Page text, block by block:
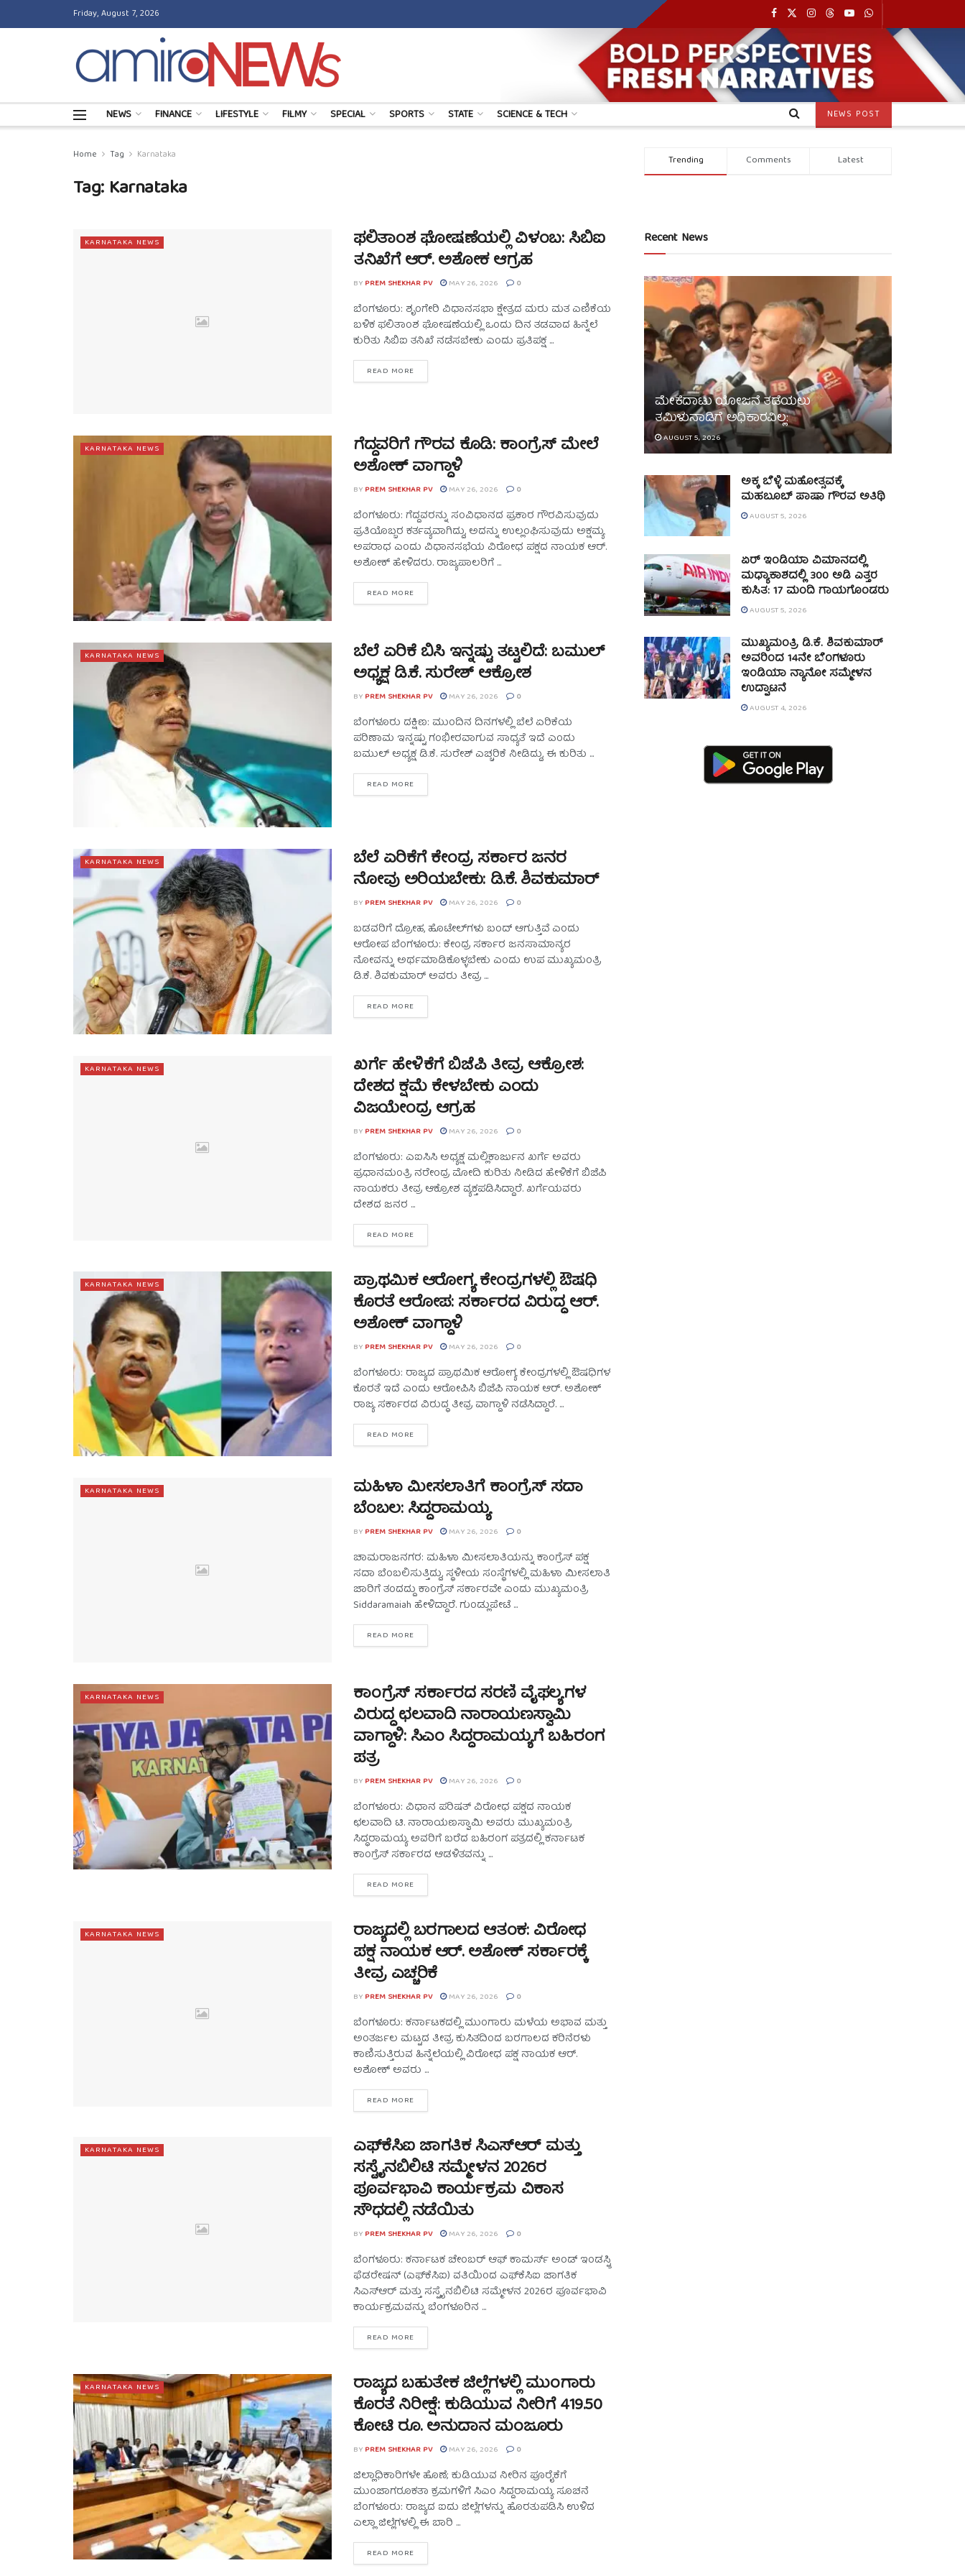
Friday, August 7, 2026
NEWS FINANCE LIFESTYLE FILMY SPECIAL SPORTS STATE SCIENCE & TECH NEWS POST
Home Tag Karnataka
Tag: Karnataka
KARNATAKA NEWS ಫಲಿತಾಂಶ ಘೋಷಣೆಯಲ್ಲಿ ವಿಳಂಬ: ಸಿಬಿಐ
ತನಿಖೆಗೆ ಆರ್. ಅಶೋಕ ಆಗ್ರಹ
BY PREM SHEKHAR PV MAY 26, 2026 0
ಬೆಂಗಳೂರು: ಶೃಂಗೇರಿ ವಿಧಾನಸಭಾ ಕ್ಷೇತ್ರದ ಮರು ಮತ ಎಣಿಕೆಯ
ಬಳಿಕ ಫಲಿತಾಂಶ ಘೋಷಣೆಯಲ್ಲಿ ಒಂದು ದಿನ ತಡವಾದ ಹಿನ್ನೆಲೆ
ಕುರಿತು ಸಿಬಿಐ ತನಿಖೆ ನಡೆಸಬೇಕು ಎಂದು ಪ್ರತಿಪಕ್ಷ ...
READ MORE
KARNATAKA NEWS ಗೆದ್ದವರಿಗೆ ಗೌರವ ಕೊಡಿ: ಕಾಂಗ್ರೆಸ್ ಮೇಲೆ
ಅಶೋಕ್ ವಾಗ್ದಾಳಿ
BY PREM SHEKHAR PV MAY 26, 2026 0
ಬೆಂಗಳೂರು: ಗೆದ್ದವರನ್ನು ಸಂವಿಧಾನದ ಪ್ರಕಾರ ಗೌರವಿಸುವುದು
ಪ್ರತಿಯೊಬ್ಬರ ಕರ್ತವ್ಯವಾಗಿದ್ದು, ಅದನ್ನು ಉಲ್ಲಂಘಿಸುವುದು ಅಕ್ಷಮ್ಯ
ಅಪರಾಧ ಎಂದು ವಿಧಾನಸಭೆಯ ವಿರೋಧ ಪಕ್ಷದ ನಾಯಕ ಆರ್.
ಅಶೋಕ್ ಹೇಳಿದರು. ರಾಜ್ಯಪಾಲರಿಗೆ ...
READ MORE
KARNATAKA NEWS ಬೆಲೆ ಏರಿಕೆ ಬಿಸಿ ಇನ್ನಷ್ಟು ತಟ್ಟಲಿದೆ: ಬಮುಲ್
ಅಧ್ಯಕ್ಷ ಡಿ.ಕೆ. ಸುರೇಶ್ ಆಕ್ರೋಶ
BY PREM SHEKHAR PV MAY 26, 2026 0
ಬೆಂಗಳೂರು ದಕ್ಷಿಣ: ಮುಂದಿನ ದಿನಗಳಲ್ಲಿ ಬೆಲೆ ಏರಿಕೆಯ
ಪರಿಣಾಮ ಇನ್ನಷ್ಟು ಗಂಭೀರವಾಗುವ ಸಾಧ್ಯತೆ ಇದೆ ಎಂದು
ಬಮುಲ್ ಅಧ್ಯಕ್ಷ ಡಿ.ಕೆ. ಸುರೇಶ್ ಎಚ್ಚರಿಕೆ ನೀಡಿದ್ದು, ಈ ಕುರಿತು ...
READ MORE
KARNATAKA NEWS ಬೆಲೆ ಏರಿಕೆಗೆ ಕೇಂದ್ರ ಸರ್ಕಾರ ಜನರ
ನೋವು ಅರಿಯಬೇಕು: ಡಿ.ಕೆ. ಶಿವಕುಮಾರ್
BY PREM SHEKHAR PV MAY 26, 2026 0
ಬಡವರಿಗೆ ದ್ರೋಹ, ಹೊಟೇಲ್‌ಗಳು ಬಂದ್ ಆಗುತ್ತಿವೆ ಎಂದು
ಆರೋಪ ಬೆಂಗಳೂರು: ಕೇಂದ್ರ ಸರ್ಕಾರ ಜನಸಾಮಾನ್ಯರ
ನೋವನ್ನು ಅರ್ಥಮಾಡಿಕೊಳ್ಳಬೇಕು ಎಂದು ಉಪ ಮುಖ್ಯಮಂತ್ರಿ
ಡಿ.ಕೆ. ಶಿವಕುಮಾರ್ ಅವರು ತೀವ್ರ ...
READ MORE
KARNATAKA NEWS ಖರ್ಗೆ ಹೇಳಿಕೆಗೆ ಬಿಜೆಪಿ ತೀವ್ರ ಆಕ್ರೋಶ:
ದೇಶದ ಕ್ಷಮೆ ಕೇಳಬೇಕು ಎಂದು
ವಿಜಯೇಂದ್ರ ಆಗ್ರಹ
BY PREM SHEKHAR PV MAY 26, 2026 0
ಬೆಂಗಳೂರು: ಎಐಸಿಸಿ ಅಧ್ಯಕ್ಷ ಮಲ್ಲಿಕಾರ್ಜುನ ಖರ್ಗೆ ಅವರು
ಪ್ರಧಾನಮಂತ್ರಿ ನರೇಂದ್ರ ಮೋದಿ ಕುರಿತು ನೀಡಿದ ಹೇಳಿಕೆಗೆ ಬಿಜೆಪಿ
ನಾಯಕರು ತೀವ್ರ ಆಕ್ರೋಶ ವ್ಯಕ್ತಪಡಿಸಿದ್ದಾರೆ. ಖರ್ಗೆಯವರು
ದೇಶದ ಜನರ ...
READ MORE
KARNATAKA NEWS ಪ್ರಾಥಮಿಕ ಆರೋಗ್ಯ ಕೇಂದ್ರಗಳಲ್ಲಿ ಔಷಧಿ
ಕೊರತೆ ಆರೋಪ: ಸರ್ಕಾರದ ವಿರುದ್ಧ ಆರ್.
ಅಶೋಕ್ ವಾಗ್ದಾಳಿ
BY PREM SHEKHAR PV MAY 26, 2026 0
ಬೆಂಗಳೂರು: ರಾಜ್ಯದ ಪ್ರಾಥಮಿಕ ಆರೋಗ್ಯ ಕೇಂದ್ರಗಳಲ್ಲಿ ಔಷಧಿಗಳ
ಕೊರತೆ ಇದೆ ಎಂದು ಆರೋಪಿಸಿ ಬಿಜೆಪಿ ನಾಯಕ ಆರ್. ಅಶೋಕ್
ರಾಜ್ಯ ಸರ್ಕಾರದ ವಿರುದ್ಧ ತೀವ್ರ ವಾಗ್ದಾಳಿ ನಡೆಸಿದ್ದಾರೆ. ...
READ MORE
KARNATAKA NEWS ಮಹಿಳಾ ಮೀಸಲಾತಿಗೆ ಕಾಂಗ್ರೆಸ್ ಸದಾ
ಬೆಂಬಲ: ಸಿದ್ದರಾಮಯ್ಯ
BY PREM SHEKHAR PV MAY 26, 2026 0
ಚಾಮರಾಜನಗರ: ಮಹಿಳಾ ಮೀಸಲಾತಿಯನ್ನು ಕಾಂಗ್ರೆಸ್ ಪಕ್ಷ
ಸದಾ ಬೆಂಬಲಿಸುತ್ತಿದ್ದು, ಸ್ಥಳೀಯ ಸಂಸ್ಥೆಗಳಲ್ಲಿ ಮಹಿಳಾ ಮೀಸಲಾತಿ
ಜಾರಿಗೆ ತಂದದ್ದು ಕಾಂಗ್ರೆಸ್ ಸರ್ಕಾರವೇ ಎಂದು ಮುಖ್ಯಮಂತ್ರಿ
Siddaramaiah ಹೇಳಿದ್ದಾರೆ. ಗುಂಡ್ಲುಪೇಟೆ ...
READ MORE
KARNATAKA NEWS ಕಾಂಗ್ರೆಸ್ ಸರ್ಕಾರದ ಸರಣಿ ವೈಫಲ್ಯಗಳ
ವಿರುದ್ಧ ಛಲವಾದಿ ನಾರಾಯಣಸ್ವಾಮಿ
ವಾಗ್ದಾಳಿ: ಸಿಎಂ ಸಿದ್ಧರಾಮಯ್ಯಗೆ ಬಹಿರಂಗ
ಪತ್ರ
BY PREM SHEKHAR PV MAY 26, 2026 0
ಬೆಂಗಳೂರು: ವಿಧಾನ ಪರಿಷತ್ ವಿರೋಧ ಪಕ್ಷದ ನಾಯಕ
ಛಲವಾದಿ ಟಿ. ನಾರಾಯಣಸ್ವಾಮಿ ಅವರು ಮುಖ್ಯಮಂತ್ರಿ
ಸಿದ್ಧರಾಮಯ್ಯ ಅವರಿಗೆ ಬರೆದ ಬಹಿರಂಗ ಪತ್ರದಲ್ಲಿ ಕರ್ನಾಟಕ
ಕಾಂಗ್ರೆಸ್ ಸರ್ಕಾರದ ಆಡಳಿತವನ್ನು ...
READ MORE
KARNATAKA NEWS ರಾಜ್ಯದಲ್ಲಿ ಬರಗಾಲದ ಆತಂಕ: ವಿರೋಧ
ಪಕ್ಷ ನಾಯಕ ಆರ್. ಅಶೋಕ್ ಸರ್ಕಾರಕ್ಕೆ
ತೀವ್ರ ಎಚ್ಚರಿಕೆ
BY PREM SHEKHAR PV MAY 26, 2026 0
ಬೆಂಗಳೂರು: ಕರ್ನಾಟಕದಲ್ಲಿ ಮುಂಗಾರು ಮಳೆಯ ಅಭಾವ ಮತ್ತು
ಅಂತರ್ಜಲ ಮಟ್ಟದ ತೀವ್ರ ಕುಸಿತದಿಂದ ಬರಗಾಲದ ಕರಿನೆರಳು
ಕಾಣಿಸುತ್ತಿರುವ ಹಿನ್ನೆಲೆಯಲ್ಲಿ ವಿರೋಧ ಪಕ್ಷ ನಾಯಕ ಆರ್.
ಅಶೋಕ್ ಅವರು ...
READ MORE
KARNATAKA NEWS ಎಫ್‌ಕೆಸಿಐ ಜಾಗತಿಕ ಸಿಎಸ್‌ಆರ್ ಮತ್ತು
ಸಸ್ಟೈನಬಿಲಿಟಿ ಸಮ್ಮೇಳನ 2026ರ
ಪೂರ್ವಭಾವಿ ಕಾರ್ಯಕ್ರಮ ವಿಕಾಸ
ಸೌಧದಲ್ಲಿ ನಡೆಯಿತು
BY PREM SHEKHAR PV MAY 26, 2026 0
ಬೆಂಗಳೂರು: ಕರ್ನಾಟಕ ಚೇಂಬರ್ ಆಫ್ ಕಾಮರ್ಸ್ ಅಂಡ್ ಇಂಡಸ್ಟ್ರಿ
ಫೆಡರೇಷನ್ (ಎಫ್‌ಕೆಸಿಐ) ವತಿಯಿಂದ ಎಫ್‌ಕೆಸಿಐ ಜಾಗತಿಕ
ಸಿಎಸ್‌ಆರ್ ಮತ್ತು ಸಸ್ಟೈನಬಿಲಿಟಿ ಸಮ್ಮೇಳನ 2026ರ ಪೂರ್ವಭಾವಿ
ಕಾರ್ಯಕ್ರಮವನ್ನು ಬೆಂಗಳೂರಿನ ...
READ MORE
KARNATAKA NEWS ರಾಜ್ಯದ ಬಹುತೇಕ ಜಿಲ್ಲೆಗಳಲ್ಲಿ ಮುಂಗಾರು
ಕೊರತೆ ನಿರೀಕ್ಷೆ: ಕುಡಿಯುವ ನೀರಿಗೆ 419.50
ಕೋಟಿ ರೂ. ಅನುದಾನ ಮಂಜೂರು
BY PREM SHEKHAR PV MAY 26, 2026 0
ಜಿಲ್ಲಾಧಿಕಾರಿಗಳೇ ಹೊಣೆ; ಕುಡಿಯುವ ನೀರಿನ ಪೂರೈಕೆಗೆ
ಮುಂಜಾಗರೂಕತಾ ಕ್ರಮಗಳಿಗೆ ಸಿಎಂ ಸಿದ್ದರಾಮಯ್ಯ ಸೂಚನೆ
ಬೆಂಗಳೂರು: ರಾಜ್ಯದ ಐದು ಜಿಲ್ಲೆಗಳನ್ನು ಹೊರತುಪಡಿಸಿ ಉಳಿದ
ಎಲ್ಲಾ ಜಿಲ್ಲೆಗಳಲ್ಲಿ ಈ ಬಾರಿ ...
READ MORE
Trending Comments Latest
Recent News
ಮೇಕೆದಾಟು ಯೋಜನೆ ತಡೆಯಲು
ತಮಿಳುನಾಡಿಗೆ ಅಧಿಕಾರವಿಲ್ಲ:
AUGUST 5, 2026
ಅಕ್ಕ ಬೆಳ್ಳಿ ಮಹೋತ್ಸವಕ್ಕೆ
ಮಹಬೂಬ್ ಪಾಷಾ ಗೌರವ ಅತಿಥಿ
AUGUST 5, 2026
ಏರ್ ಇಂಡಿಯಾ ವಿಮಾನದಲ್ಲಿ
ಮಧ್ಯಾಕಾಶದಲ್ಲಿ 300 ಅಡಿ ಎತ್ತರ
ಕುಸಿತ: 17 ಮಂದಿ ಗಾಯಗೊಂಡರು
AUGUST 5, 2026
ಮುಖ್ಯಮಂತ್ರಿ ಡಿ.ಕೆ. ಶಿವಕುಮಾರ್
ಅವರಿಂದ 14ನೇ ಬೆಂಗಳೂರು
ಇಂಡಿಯಾ ನ್ಯಾನೋ ಸಮ್ಮೇಳನ
ಉದ್ಘಾಟನೆ
AUGUST 4, 2026